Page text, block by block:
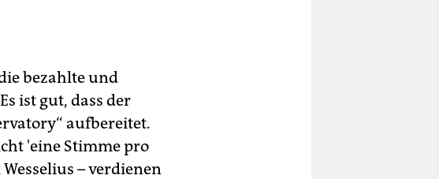
bezahlte und
ist gut, dass der
aufbereitet.
'eine Stimme pro
– verdienen